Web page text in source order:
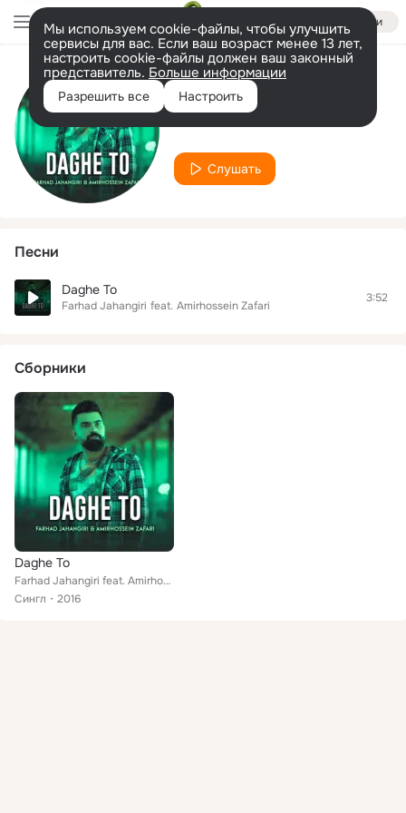
Войти
Мы используем cookie-файлы, чтобы улучшить
сервисы для вас. Если ваш возраст менее 13 лет,
настроить cookie-файлы должен ваш законный
представитель. Больше информации
Разрешить все Настроить
Исполнитель
Amirhossein Zafari
Слушать
Песни
Daghe To
Farhad Jahangiri feat. Amirhossein Zafari
3:52
Сборники
Daghe To
Farhad Jahangiri feat. Amirhossein Zafari
Сингл
2016